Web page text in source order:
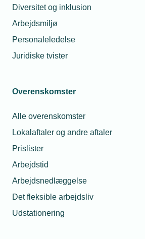
Diversitet og inklusion
Arbejdsmiljø
Personaleledelse
Juridiske tvister
Overenskomster
Alle overenskomster
Lokalaftaler og andre aftaler
Prislister
Arbejdstid
Arbejdsnedlæggelse
Det fleksible arbejdsliv
Udstationering
reception den 20. december 2019
på firmaets adresse Ørnumvej